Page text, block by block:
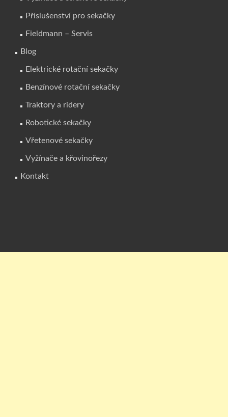
Příslušenství pro sekačky
Fieldmann – Servis
Blog
Elektrické rotační sekačky
Benzínové rotační sekačky
Traktory a ridery
Robotické sekačky
Vřetenové sekačky
Vyžínače a křovinořezy
Kontakt